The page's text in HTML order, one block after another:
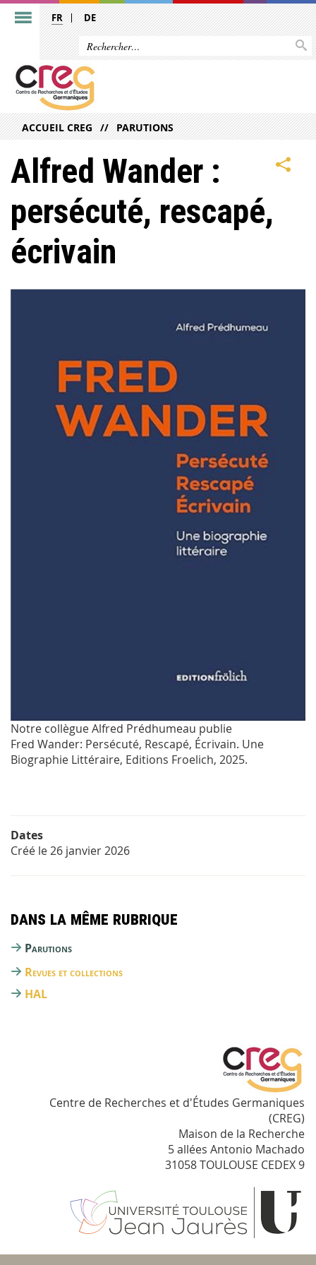
FR DE
ACCUEIL CREG PARUTIONS
Alfred Wander :
persécuté, rescapé,
écrivain
Notre collègue Alfred Prédhumeau publie
Fred Wander: Persécuté, Rescapé, Écrivain. Une
Biographie Littéraire, Editions Froelich, 2025.
Dates
Créé le26 janvier 2026
Dans la même rubrique
Parutions
Revues et collections
HAL
Centre de Recherches et d'Études Germaniques
(CREG)
Maison de la Recherche
5 allées Antonio Machado
31058 TOULOUSE CEDEX 9